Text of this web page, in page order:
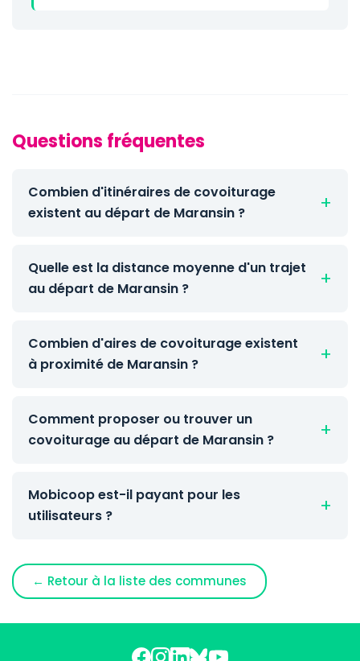
Questions fréquentes
Combien d'itinéraires de covoiturage
existent au départ de Maransin ?
Quelle est la distance moyenne d'un trajet
au départ de Maransin ?
Combien d'aires de covoiturage existent
à proximité de Maransin ?
Comment proposer ou trouver un
covoiturage au départ de Maransin ?
Mobicoop est-il payant pour les
utilisateurs ?
← Retour à la liste des communes